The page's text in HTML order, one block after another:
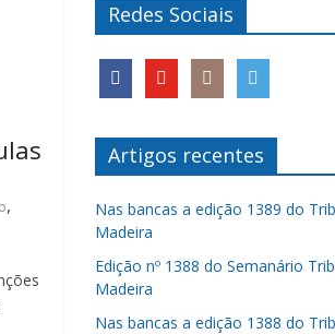
,
Redes Sociais
Artigos recentes
Nas bancas a edição 1389 do
Madeira
Edição nº 1388 do Semanário
Madeira
Nas bancas a edição 1388 do